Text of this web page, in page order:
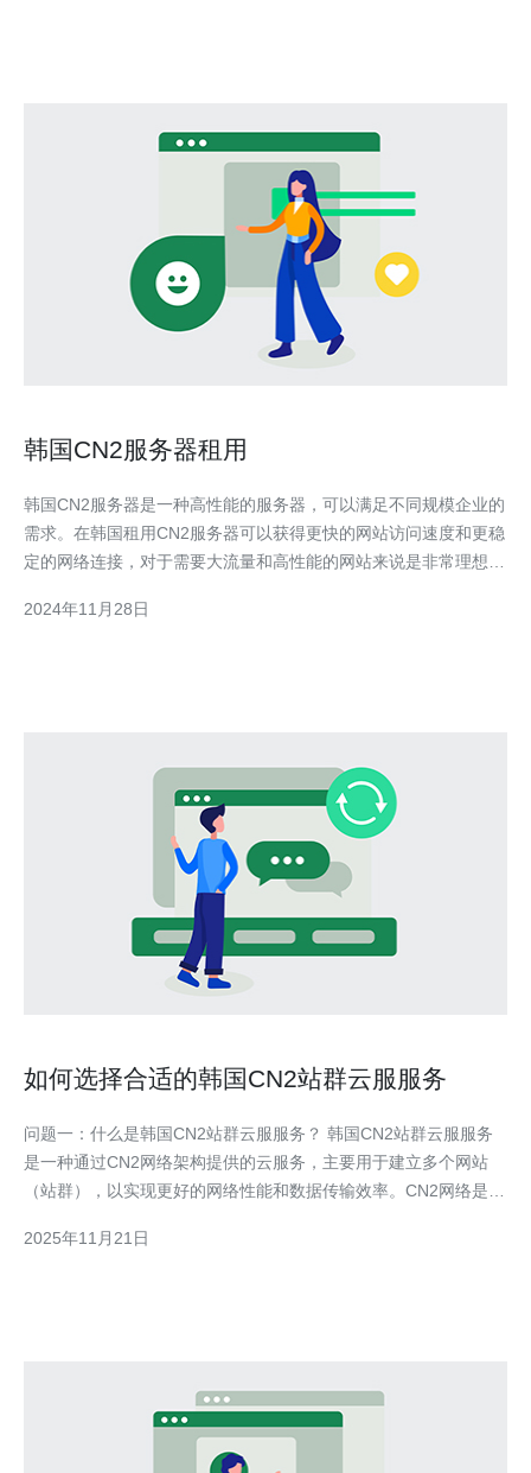
韩国CN2服务器租用
韩国CN2服务器是一种高性能的服务器，可以满足不同规模企业的
需求。在韩国租用CN2服务器可以获得更快的网站访问速度和更稳
定的网络连接，对于需要大流量和高性能的网站来说是非常理想的
亚洲地区最具竞争力的服务器租用市场之一。选择韩国CN2服务器
2024年11月28日
如何选择合适的韩国CN2站群云服服务
问题一：什么是韩国CN2站群云服服务？ 韩国CN2站群云服服务
是一种通过CN2网络架构提供的云服务，主要用于建立多个网站
（站群），以实现更好的网络性能和数据传输效率。CN2网络是中
需要快速访问的用户群体。 问题二：选择韩国CN2站群云服服务
2025年11月21日